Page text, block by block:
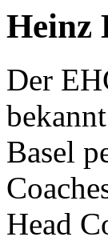
Heinz
Der
Basel
Head